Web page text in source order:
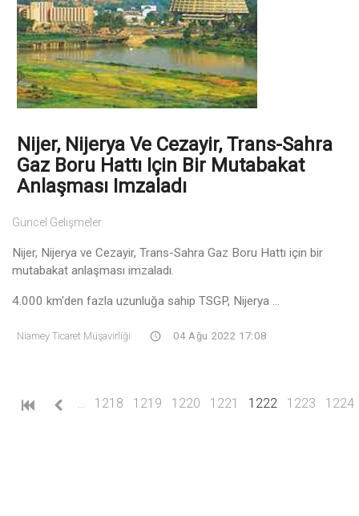
Nijer, Nijerya Ve Cezayir, Trans-Sahra
Gaz Boru Hattı Için Bir Mutabakat
Anlaşması Imzaladı
Güncel Gelişmeler
Nijer, Nijerya ve Cezayir, Trans-Sahra Gaz Boru Hattı için bir
mutabakat anlaşması imzaladı.
4.000 km'den fazla uzunluğa sahip TSGP, Nijerya ...
Niamey Ticaret Müşavirliği 04 Ağu 2022 17:08
1218 1219 1220 1221 1222 (current)
1223 1224